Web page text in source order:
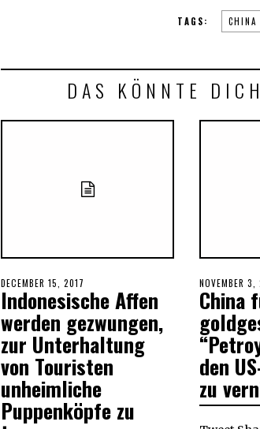
TAGS: CHINA
DAS KÖNNTE
POSTED
ON
DECEMBER 15, 2017
15,
2017
Indonesische Affen
werden gezwungen,
zur Unterhaltung
von Touristen
unheimliche
Puppenköpfe zu
POSTED
ON
NOVEMBER 3,
China
den
zu